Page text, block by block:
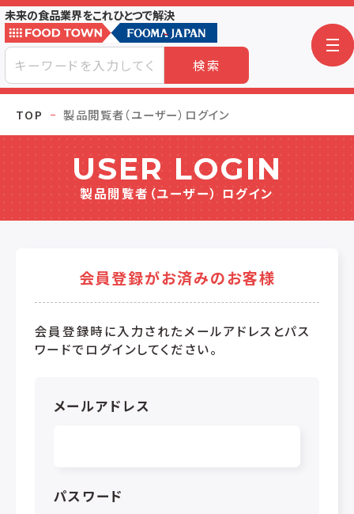
未来の食品業界をこれひとつで解決
検索
TOP 製品閲覧者（ユーザー）ログイン
USER LOGIN
製品閲覧者（ユーザー） ログイン
会員登録がお済みのお客様
会員登録時に入力されたメールアドレスとパス
ワードでログインしてください。
メールアドレス
パスワード